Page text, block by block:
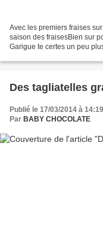
Avec les premiers fraises
saison des fraisesBien sur
Garigue te certes un peu
Des tagliatelles
Publié le 17/03/2014 à 14:19
Par BABY CHOCOLATE